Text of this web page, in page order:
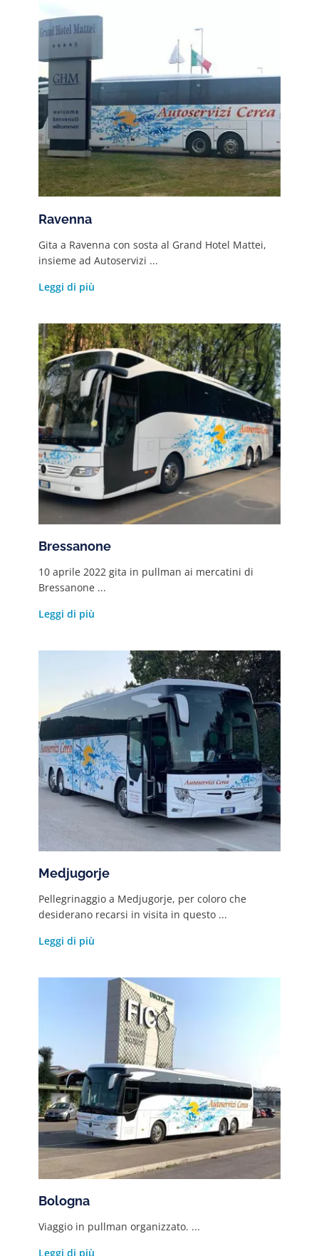
Ravenna
Gita a Ravenna con sosta al Grand Hotel Mattei,
insieme ad Autoservizi ...
Leggi di più
Bressanone
10 aprile 2022 gita in pullman ai mercatini di
Bressanone ...
Leggi di più
Medjugorje
Pellegrinaggio a Medjugorje, per coloro che
desiderano recarsi in visita in questo ...
Leggi di più
Bologna
Viaggio in pullman organizzato. ...
Leggi di più